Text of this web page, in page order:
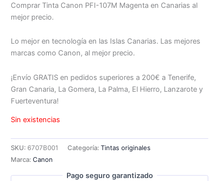
Comprar Tinta Canon PFI-107M Magenta en Canarias al
mejor precio.
Lo mejor en tecnología en las Islas Canarias. Las mejores
marcas como Canon, al mejor precio.
¡Envío GRATIS en pedidos superiores a 200€ a Tenerife,
Gran Canaria, La Gomera, La Palma, El Hierro, Lanzarote y
Fuerteventura!
Sin existencias
SKU: 6707B001 Categoría:Tintas originales
Marca:Canon
Pago seguro garantizado